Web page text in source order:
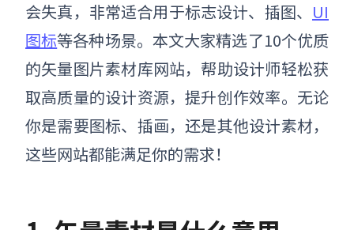
会失真，非常适合用于标志设计、插图、 UI
图标等各种场景。本文大家精选了10个优质
的矢量图片素材库网站，帮助设计师轻松获
取高质量的设计资源，提升创作效率。无论
你是需要图标、插画，还是其他设计素材，
这些网站都能满足你的需求！